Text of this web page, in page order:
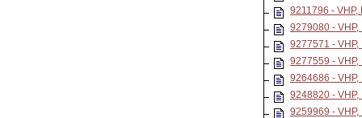
9211796 - VHP,
9279080 - VHP,
9277571 - VHP,
9277559 - VHP,
9264686 - VHP,
9248820 - VHP,
9259969 - VHP,